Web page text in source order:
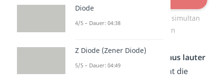
Beide Schritte können auch simultan
durchgeführt werden
Um die berühmte
Treppe aus lauter
Nullen
zu erhalten, braucht die
Diode
4/5 – Dauer: 04:38
Z Diode (Zener Diode)
5/5 – Dauer: 04:49